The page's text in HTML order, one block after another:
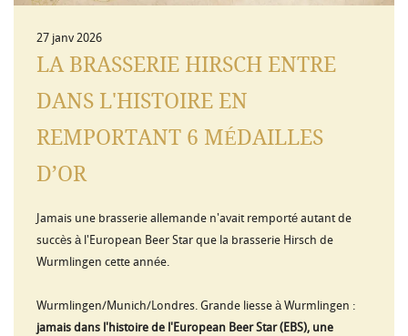
27 janv 2026
LA BRASSERIE HIRSCH ENTRE
DANS L'HISTOIRE EN
REMPORTANT 6 MÉDAILLES
D’OR
Jamais une brasserie allemande n'avait remporté autant de
succès à l'European Beer Star que la brasserie Hirsch de
Wurmlingen cette année.
Wurmlingen/Munich/Londres. Grande liesse à Wurmlingen :
jamais dans l'histoire de l'European Beer Star (EBS), une